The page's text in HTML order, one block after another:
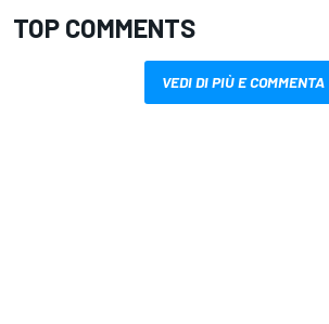
TOP COMMENTS
VEDI DI PIÙ E COMMENTA